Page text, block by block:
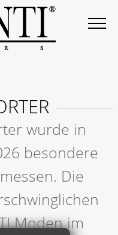
wurde in
besondere
Die
Moden im